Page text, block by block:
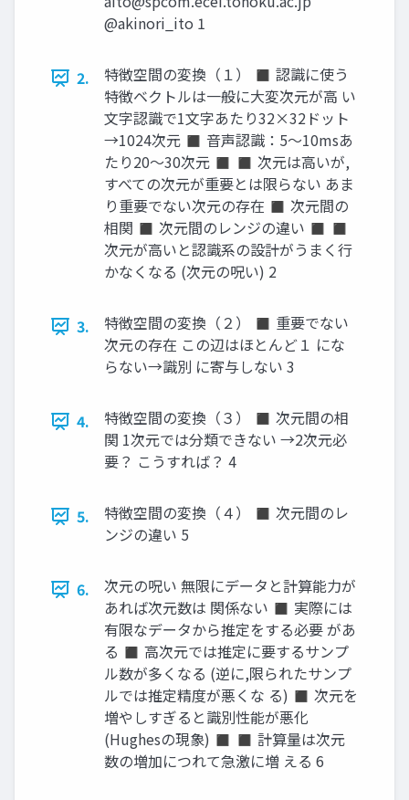
@akinori_ito 1
2.
特徴空間の変換（１） ◼ 認識に使う
特徴ベクトルは一般に大変次元が高 い
文字認識で1文字あたり32×32ドット
→1024次元 ◼ 音声認識：5～10msあ
たり20～30次元 ◼ ◼ 次元は高いが,
すべての次元が重要とは限らない あま
り重要でない次元の存在 ◼ 次元間の
相関 ◼ 次元間のレンジの違い ◼ ◼
次元が高いと認識系の設計がうまく行
かなくなる (次元の呪い) 2
3.
特徴空間の変換（２） ◼ 重要でない
次元の存在 この辺はほとんど１ にな
らない→識別 に寄与しない 3
4.
特徴空間の変換（３） ◼ 次元間の相
関 1次元では分類できない →2次元必
要？ こうすれば？ 4
5.
特徴空間の変換（４） ◼ 次元間のレ
ンジの違い 5
6.
次元の呪い 無限にデータと計算能力が
あれば次元数は 関係ない ◼ 実際には
有限なデータから推定をする必要 があ
る ◼ 高次元では推定に要するサンプ
ル数が多くなる (逆に,限られたサンプ
ルでは推定精度が悪くな る) ◼ 次元を
増やしすぎると識別性能が悪化
(Hughesの現象) ◼ ◼ 計算量は次元
数の増加につれて急激に増 える 6